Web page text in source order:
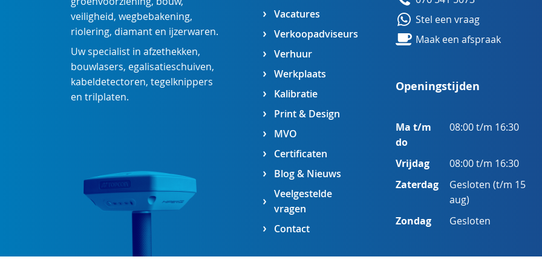
veiligheid, wegbebakening,
riolering, diamant en ijzerwaren.
Uw specialist in afzethekken,
bouwlasers, egalisatieschuiven,
kabeldetectoren, tegelknippers
en trilplaten.
Vacatures
Verkoopadviseurs
Verhuur
Werkplaats
Kalibratie
Print & Design
MVO
Certificaten
Blog & Nieuws
Veelgestelde
vragen
Contact
Stel een vraag
Maak een afspraak
Openingstijden
Ma t/m
do
08:00 t/m 16:30
Vrijdag 08:00 t/m 16:30
Zaterdag
Gesloten (t/m 15
aug)
Zondag Gesloten